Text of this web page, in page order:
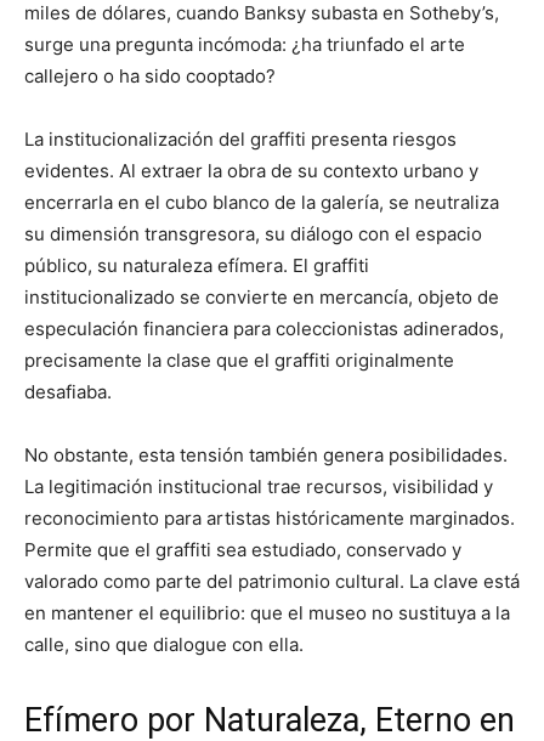
miles de dólares, cuando Banksy subasta en Sotheby’s,
surge una pregunta incómoda: ¿ha triunfado el arte
callejero o ha sido cooptado?
La institucionalización del graffiti presenta riesgos
evidentes. Al extraer la obra de su contexto urbano y
encerrarla en el cubo blanco de la galería, se neutraliza
su dimensión transgresora, su diálogo con el espacio
público, su naturaleza efímera. El graffiti
institucionalizado se convierte en mercancía, objeto de
especulación financiera para coleccionistas adinerados,
precisamente la clase que el graffiti originalmente
desafiaba.
No obstante, esta tensión también genera posibilidades.
La legitimación institucional trae recursos, visibilidad y
reconocimiento para artistas históricamente marginados.
Permite que el graffiti sea estudiado, conservado y
valorado como parte del patrimonio cultural. La clave está
en mantener el equilibrio: que el museo no sustituya a la
calle, sino que dialogue con ella.
Efímero por Naturaleza, Eterno en